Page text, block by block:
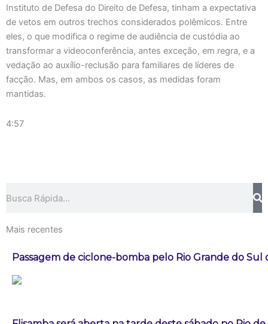
Instituto de Defesa do Direito de Defesa, tinham a expectativa
de vetos em outros trechos considerados polêmicos. Entre
eles, o que modifica o regime de audiência de custódia ao
transformar a videoconferência, antes exceção, em regra, e a
vedação ao auxílio-reclusão para familiares de líderes de
facção. Mas, em ambos os casos, as medidas foram
mantidas.
4:57
Mais recentes
Passagem de ciclone-bomba pelo Rio Grande do